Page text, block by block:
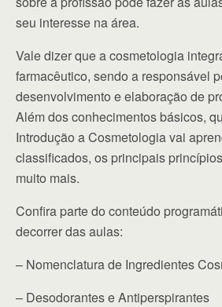
seu interesse na área.
Vale dizer que a cosmetologia
farmacêutico, sendo a responsável
desenvolvimento e elaboração de
Além dos conhecimentos básicos,
Introdução a Cosmetologia vai
classificados, os principais
muito mais.
Confira parte do conteúdo
decorrer das aulas:
– Nomenclatura de Ingredientes
– Desodorantes e Antiperspirantes